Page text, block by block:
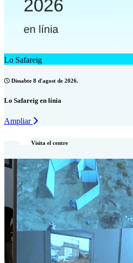
Lo Safareig
Dissabte 8 d'agost de 2026.
Lo Safareig en línia
Ampliar
Visita el centre